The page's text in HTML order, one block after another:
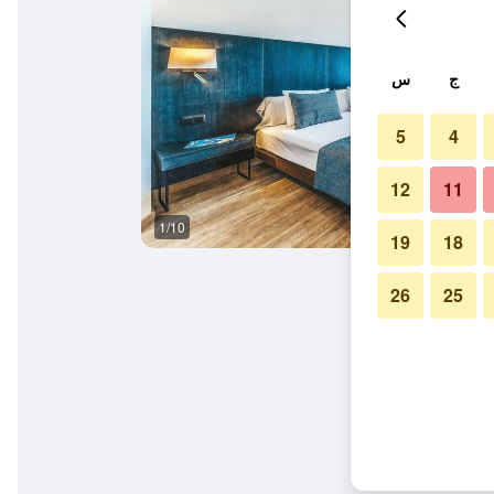
1/10
ج س
4
5
11
12
18
19
25
26